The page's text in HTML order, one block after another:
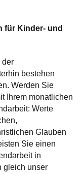
für Kinder- und
der
bestehen
Werden Sie
Ihrem monatlichen
Werte
Glauben
Sie einen
in
gleich unser